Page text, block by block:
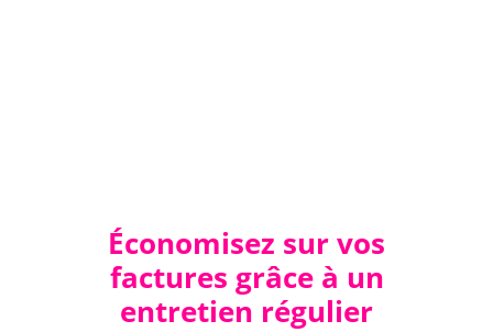
Économisez sur vos
factures grâce à un
entretien régulier